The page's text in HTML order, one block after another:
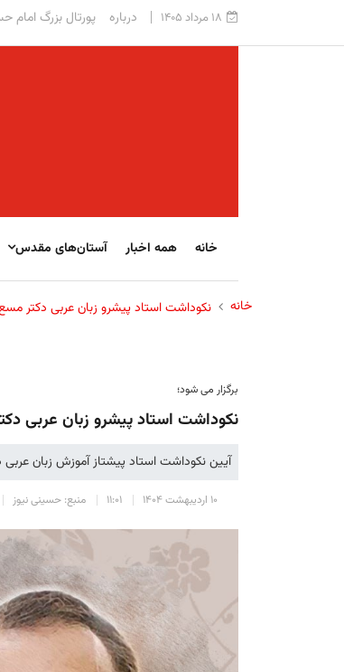
۱۸ مرداد ۱۴۰۵ درباره پورتال بزرگ
خانه همه اخبار آستان‌های مقدس
خانه نکوداشت استاد پیشرو زبان عربی دکتر
برگزار می شود؛
نکوداشت استاد پیشرو زبان عربی
آیین نکوداشت استاد پیشتاز آموزش زبان
۱۰ اردیبهشت ۱۴۰۴ ۱۱:۰۱ منبع: حسینی نیوز